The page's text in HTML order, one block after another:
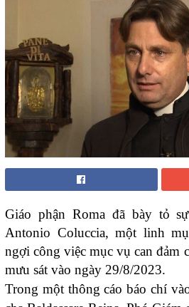
Giáo phận Roma đã bày tỏ
Antonio Coluccia, một linh
ngợi công việc mục vụ can đảm
mưu sát vào ngày 29/8/2023.
Trong một thông cáo báo chí